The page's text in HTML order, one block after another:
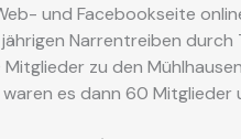
und Facebookseite
jährigen Narrentreiben
zu den
waren es dann 60